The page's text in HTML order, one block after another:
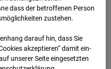
H3ö
Archiv
2026
dass der betroffenen Person
zustehen.
darauf hin, dass Sie
akzeptieren“ damit ein­
unserer Seite eingesetzten